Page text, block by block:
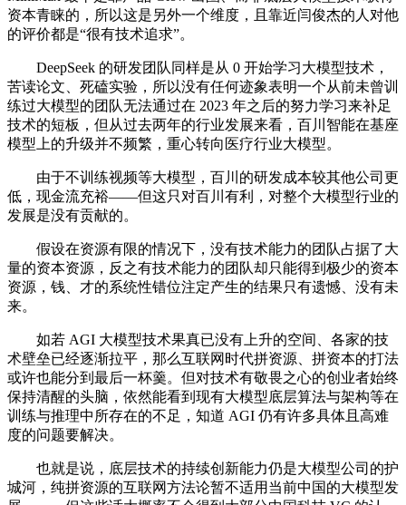
资本青睐的，所以这是另外一个维度，且靠近闫俊杰的人对他
的评价都是“很有技术追求”。
DeepSeek 的研发团队同样是从 0 开始学习大模型技术，
苦读论文、死磕实验，所以没有任何迹象表明一个从前未曾训
练过大模型的团队无法通过在 2023 年之后的努力学习来补足
技术的短板，但从过去两年的行业发展来看，百川智能在基座
模型上的升级并不频繁，重心转向医疗行业大模型。
由于不训练视频等大模型，百川的研发成本较其他公司更
低，现金流充裕——但这只对百川有利，对整个大模型行业的
发展是没有贡献的。
假设在资源有限的情况下，没有技术能力的团队占据了大
量的资本资源，反之有技术能力的团队却只能得到极少的资本
资源，钱、才的系统性错位注定产生的结果只有遗憾、没有未
来。
如若 AGI 大模型技术果真已没有上升的空间、各家的技
术壁垒已经逐渐拉平，那么互联网时代拼资源、拼资本的打法
或许也能分到最后一杯羹。但对技术有敬畏之心的创业者始终
保持清醒的头脑，依然能看到现有大模型底层算法与架构等在
训练与推理中所存在的不足，知道 AGI 仍有许多具体且高难
度的问题要解决。
也就是说，底层技术的持续创新能力仍是大模型公司的护
城河，纯拼资源的互联网方法论暂不适用当前中国的大模型发